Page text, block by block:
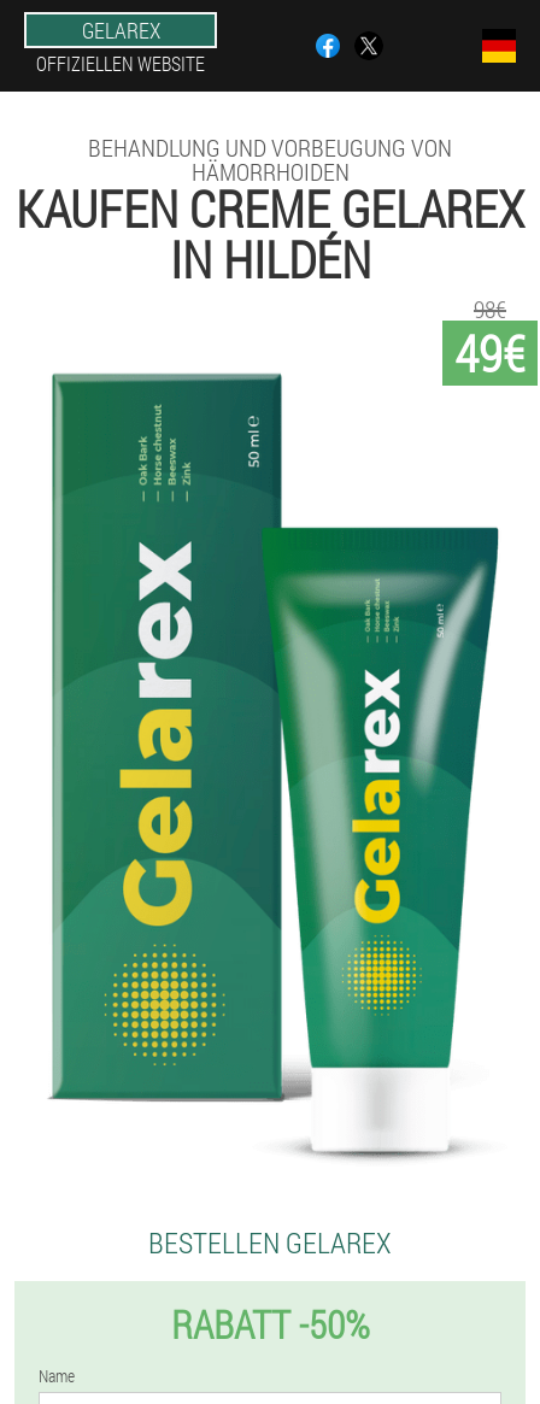
GELAREX
OFFIZIELLEN WEBSITE
BEHANDLUNG UND VORBEUGUNG VON
HÄMORRHOIDEN
KAUFEN CREME GELAREX
IN HILDÉN
49€
98€
BESTELLEN GELAREX
RABATT -50%
Name